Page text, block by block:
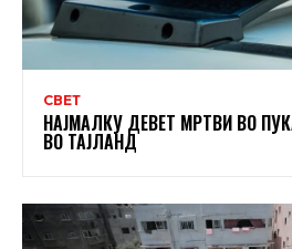
СВЕТ
НАЈМАЛКУ ДЕВЕТ МРТВИ ВО
ВО ТАЈЛАНД